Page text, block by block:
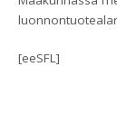
[eeSFL]